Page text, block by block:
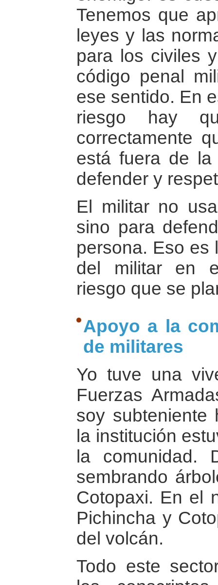
Tenemos que
leyes y las
para los civiles
código penal
ese sentido. En
riesgo hay
correctamente
está fuera de
defender y
El militar no
sino para
persona. Eso es
del militar en
riesgo que se
Apoyo a la
de militares
Yo tuve una
Fuerzas
soy subteniente
la institución
la comunidad.
sembrando
Cotopaxi. En el
Pichincha y
del volcán.
Todo este